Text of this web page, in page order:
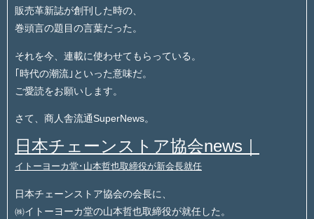
販売革新誌が創刊した時の、
巻頭言の題目の言葉だった。
それを今、連載に使わせてもらっている。
｢時代の潮流｣といった意味だ。
ご愛読をお願いします。
さて、商人舎流通SuperNews。
日本チェーンストア協会news｜
イトーヨーカ堂･山本哲也取締役が新会長就任
日本チェーンストア協会の会長に、
㈱イトーヨーカ堂の山本哲也取締役が就任した。